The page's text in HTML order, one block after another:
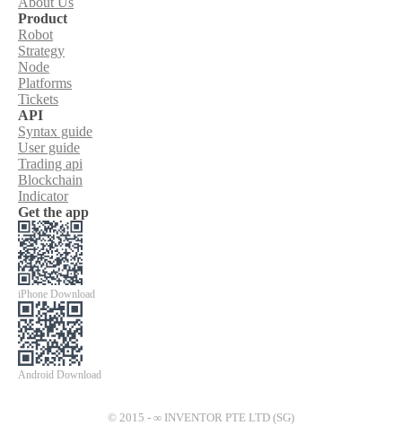
Product
Robot
Strategy
Node
Platforms
Tickets
API
Syntax guide
User guide
Trading api
Blockchain
Indicator
Get the app
iPhone Download
Android Download
© 2015 - ∞ INVENTOR PTE LTD (SG)